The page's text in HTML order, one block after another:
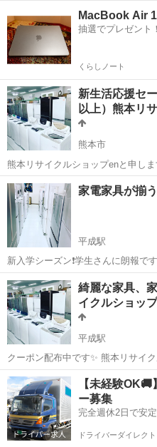
831-962 メーカー、年式、型式、エアコンの容量、台数、在庫状況な
どにより買取価格は違いますので、お
のお問い合わ...
MacBook Air
抽選でプレゼント
くらしノート
新生活応援セ
以上）熊本リ
熊本市
熊本リサイクルショップenと申し
ての投稿です 当店は冷蔵庫、洗濯
徹底しております。 配達は別途料金にて承ります！ 是非新生活のスタ
ートにご利用ください🙇‍♂...
熊本 熊本市 リサイクルシ
家電家具が揃
平成駅
新入学シーズン❗️学生さんに朗報で
料エリア多数 （新入学の学生さん
https://ameblo.jp/
熊本 熊本市 平成駅 リ
綺麗な家具、
イクルショッ
平成駅
クーポン配布中です✨ 熊本リサイ
ど多数揃ってます✨ 高額買取までまとめてお任せください✨
熊本 熊本市 平成駅 リ
【未経験
ー募集
完全週休2日で安
ドライバーダイレクト